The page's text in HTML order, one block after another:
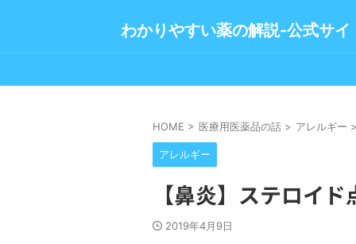
わかりやすい薬の解説-公式サイ
HOME > 医療用医薬品の話 > アレルギー
アレルギー
【鼻炎】ステロイ
2019年4月9日